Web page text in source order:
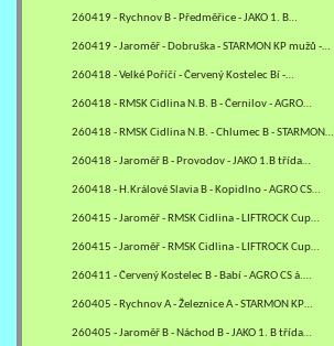
260419 - Rychnov B - Předměřice - JAKO 1. B…
260419 - Jaroměř - Dobruška - STARMON KP mužů -…
260418 - Velké Poříčí - Červený Kostelec Bí -…
260418 - RMSK Cidlina N.B. B - Černilov - AGRO…
260418 - RMSK Cidlina N.B. - Chlumec B - STARMON…
260418 - Jaroměř B - Provodov - JAKO 1.B třída…
260418 - H.Králové Slavia B - Kopidlno - AGRO CS…
260415 - Jaroměř - RMSK Cidlina - LIFTROCK Cup…
260415 - Jaroměř - RMSK Cidlina - LIFTROCK Cup…
260411 - Červený Kostelec B - Babí - AGRO CS á.…
260405 - Rychnov A - Železnice A - STARMON KP…
260405 - Jaroměř B - Náchod B - JAKO 1. B třída…